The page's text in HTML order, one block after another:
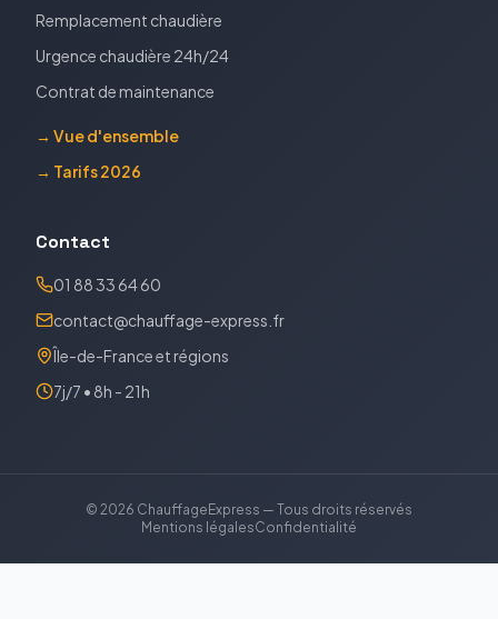
Remplacement chaudière
Urgence chaudière 24h/24
Contrat de maintenance
→ Vue d'ensemble
→ Tarifs 2026
Contact
01 88 33 64 60
contact@chauffage-express.fr
Île-de-France et régions
7j/7 • 8h - 21h
© 2026 ChauffageExpress — Tous droits réservés
Mentions légalesConfidentialité